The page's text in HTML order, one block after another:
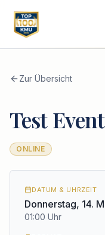
Zur Übersicht
Test Event
ONLINE
DATUM & UHRZEIT
Donnerstag, 14.
01:00 Uhr